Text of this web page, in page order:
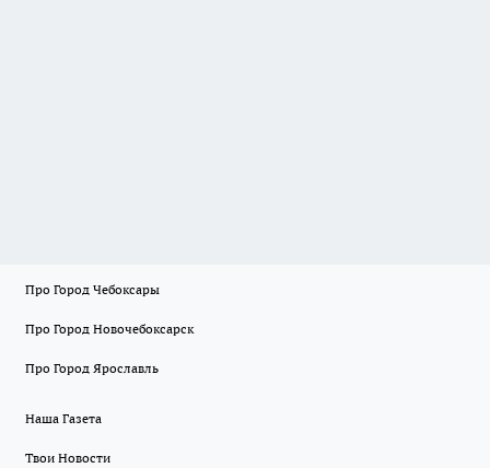
Про Город Чебоксары
Про Город Новочебоксарск
Про Город Ярославль
Наша Газета
Твои Новости